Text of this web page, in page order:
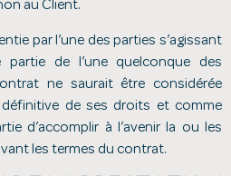
au Client.
par l’une des parties s’agissant
partie de l’une quelconque des
ne saurait être considérée
de ses droits et comme
d’accomplir à l’avenir la ou les
les termes du contrat.